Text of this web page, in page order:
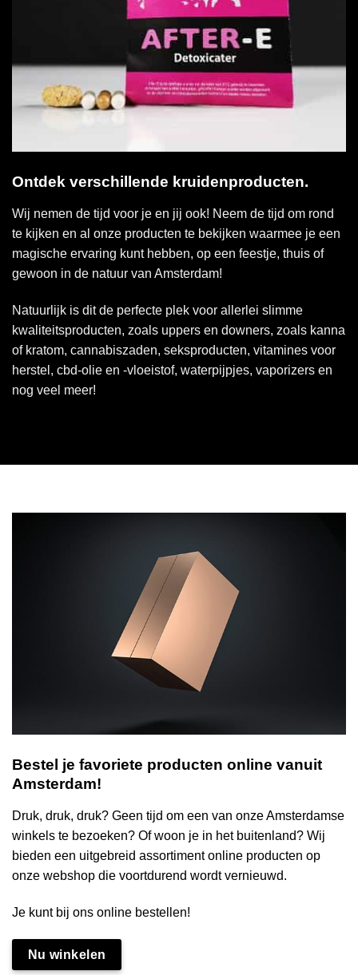
Ontdek verschillende kruidenproducten.
Wij nemen de tijd voor je en jij ook! Neem de tijd om rond
te kijken en al onze producten te bekijken waarmee je een
magische ervaring kunt hebben, op een feestje, thuis of
gewoon in de natuur van Amsterdam!
Natuurlijk is dit de perfecte plek voor allerlei slimme
kwaliteitsproducten, zoals uppers en downers, zoals kanna
of kratom, cannabiszaden, seksproducten, vitamines voor
herstel, cbd-olie en -vloeistof, waterpijpjes, vaporizers en
nog veel meer!
Bestel je favoriete producten online vanuit
Amsterdam!
Druk, druk, druk? Geen tijd om een van onze Amsterdamse
winkels te bezoeken? Of woon je in het buitenland? Wij
bieden een uitgebreid assortiment online producten op
onze webshop die voortdurend wordt vernieuwd.
Je kunt bij ons online bestellen!
Nu winkelen